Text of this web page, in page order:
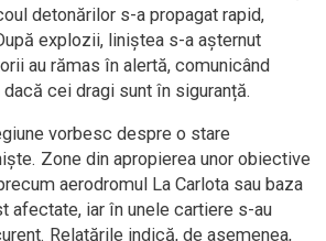
detonărilor s-a propagat rapid,
explozii, liniștea s-a așternut
au rămas în alertă, comunicând
cei dragi sunt în siguranță.
vorbesc despre o stare
Zone din apropierea unor obiective
aerodromul La Carlota sau baza
afectate, iar în unele cartiere s-au
Relatările indică, de asemenea,